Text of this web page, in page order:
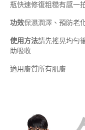
瓶快速修復粗糙有感一
功效保濕潤澤、預防老
使用方法請先搖晃均勻
助吸收
適用膚質所有肌膚